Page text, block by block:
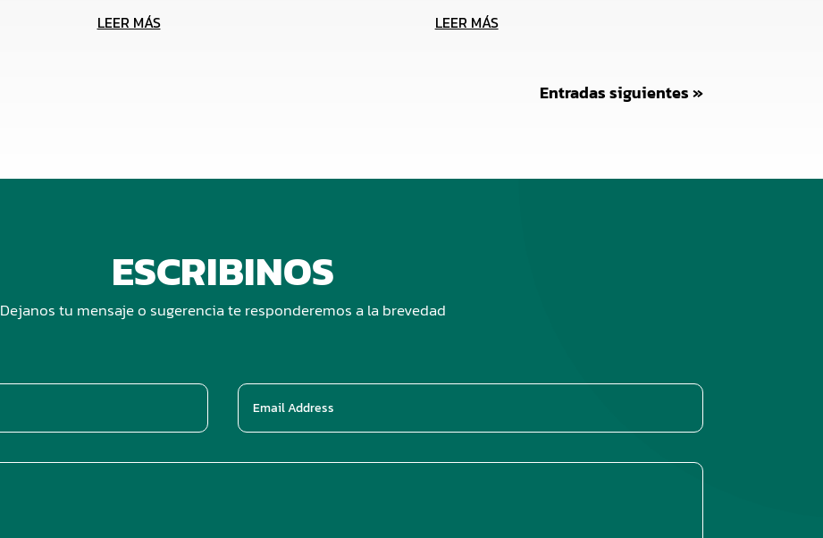
LEER MÁS LEER MÁS
Entradas siguientes »
ESCRIBINOS
Dejanos tu mensaje o sugerencia te responderemos a la brevedad